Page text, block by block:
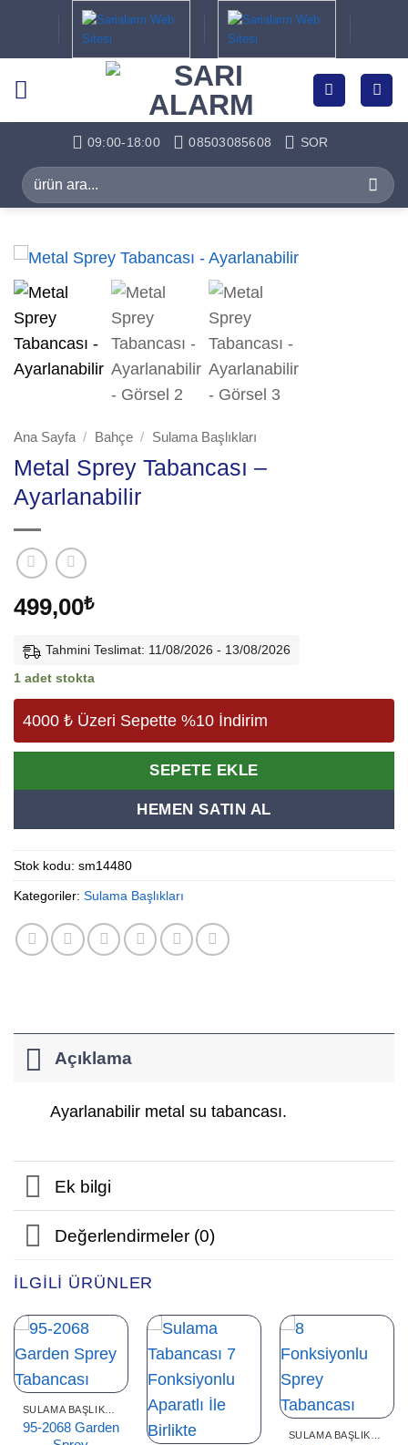
09:00-18:00 08503085608 SOR
Ara:
Ana Sayfa / Bahçe / Sulama Başlıkları
Metal Sprey Tabancası –
Ayarlanabilir
499,00₺
Tahmini Teslimat: 11/08/2026 - 13/08/2026
1 adet stokta
4000 ₺ Üzeri Sepette %10 İndirim
SEPETE EKLE
HEMEN SATIN AL
Stok kodu: sm14480
Kategoriler: Sulama Başlıkları
Açıklama
Ayarlanabilir metal su tabancası.
Ek bilgi
Değerlendirmeler (0)
İLGILI ÜRÜNLER
95-2068 Garden